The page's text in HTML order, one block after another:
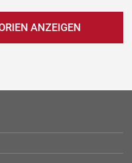
ANZEIGEN